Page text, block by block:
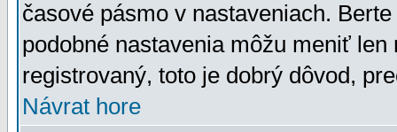
časové pásmo v nastaveniach.
podobné nastavenia môžu meniť
registrovaný, toto je dobrý dôvod,
Návrat hore